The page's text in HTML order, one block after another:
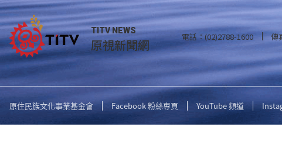
TITV NEWS
原視新聞網 電話：(02)2788-1600 傳
原住民族文化事業基金會 Facebook 粉絲專頁 YouTube 頻道